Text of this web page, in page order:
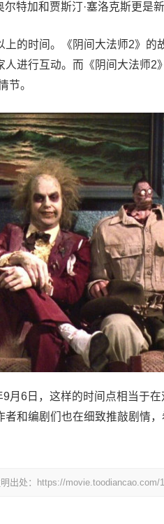
特加和贾斯汀·塞洛克斯更是
的时间。《阴间大法师2》的
进行互动。而《阴间大法师2
节。
月6日，这样的时间点相当于
和编剧们也在细致推敲剧情
出处：https://movie.toodiancao.com/